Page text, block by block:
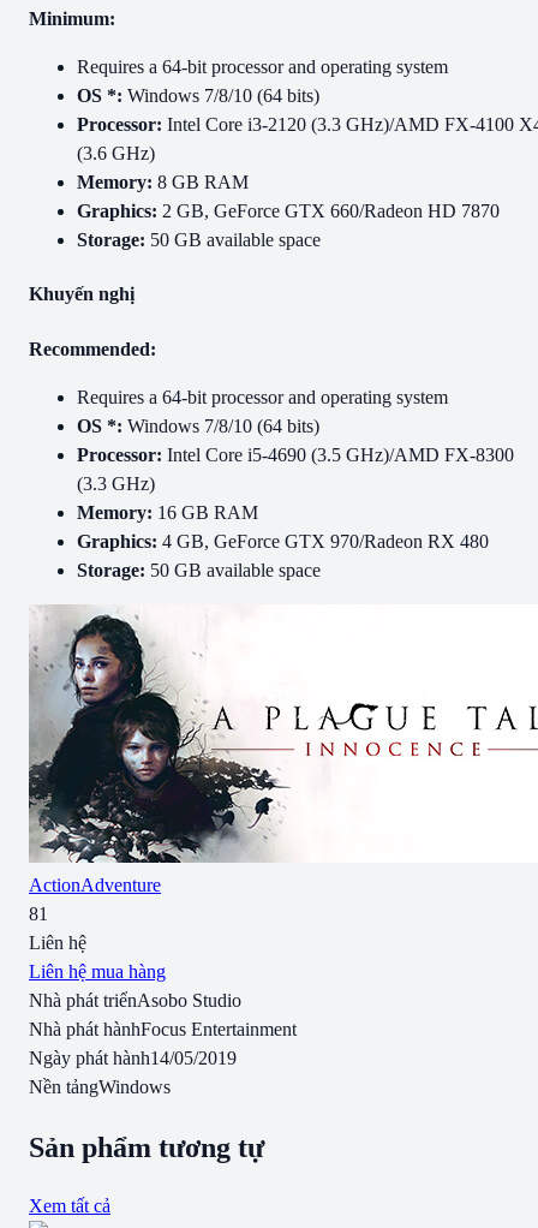
Minimum:
Requires a 64-bit processor and operating system
OS *: Windows 7/8/10 (64 bits)
Processor: Intel Core i3-2120 (3.3 GHz)/AMD FX-4100
(3.6 GHz)
Memory: 8 GB RAM
Graphics: 2 GB, GeForce GTX 660/Radeon HD 7870
Storage: 50 GB available space
Khuyến nghị
Recommended:
Requires a 64-bit processor and operating system
OS *: Windows 7/8/10 (64 bits)
Processor: Intel Core i5-4690 (3.5 GHz)/AMD FX-8300
(3.3 GHz)
Memory: 16 GB RAM
Graphics: 4 GB, GeForce GTX 970/Radeon RX 480
Storage: 50 GB available space
ActionAdventure
81
Liên hệ
Liên hệ mua hàng
Nhà phát triểnAsobo Studio
Nhà phát hànhFocus Entertainment
Ngày phát hành14/05/2019
Nền tảngWindows
Sản phẩm tương tự
Xem tất cả